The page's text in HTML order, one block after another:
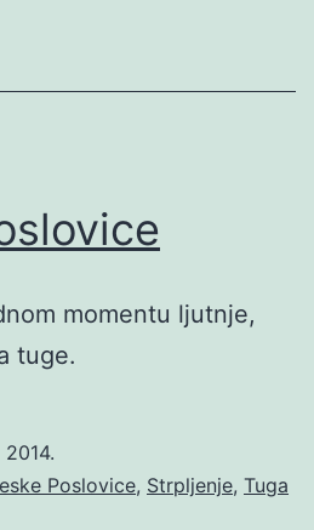
momentu ljutnje,
tuge.
Poslovice, Strpljenje, Tuga